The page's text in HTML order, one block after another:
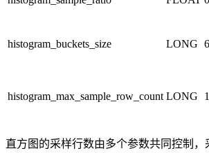
histogram_buckets_size LONG
histogram_max_sample_row_count LONG
直方图的采样行数由多个参数共同控制，